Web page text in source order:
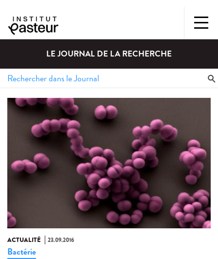
LE JOURNAL DE LA RECHERCHE
ACTUALITÉ 23.09.2016
Bactérie